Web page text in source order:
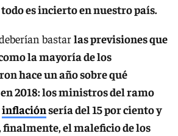
es incierto en nuestro país.
bastarlas previsiones que
la mayoría de los
hace un año sobre qué
2018: los ministros del ramo
inflaciónsería del 15 por ciento y
el maleficio de los